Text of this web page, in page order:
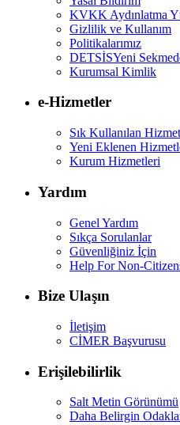
KVKK Aydınlatma
Gizlilik ve Kullanım
Politikalarımız
DETSİSYeni
Kurumsal Kimlik
e-Hizmetler
Sık Kullanılan
Yeni Eklenen
Kurum Hizmetleri
Yardım
Genel Yardım
Sıkça Sorulanlar
Güvenliğiniz İçin
Help For Non-
Bize Ulaşın
İletişim
CİMER Başvurusu
Erişilebilirlik
Salt Metin Görünümü
Daha Belirgin